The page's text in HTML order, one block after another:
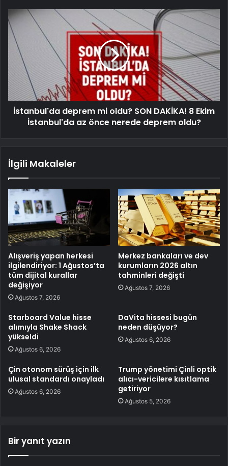
İstanbul'da deprem mi oldu? SON DAKİKA! 8 Ekim
İstanbul'da az önce nerede deprem oldu?
İlgili Makaleler
Alışveriş yapan herkesi
ilgilendiriyor: 1 Ağustos’ta
tüm dijital kurallar
değişiyor
Ağustos 7, 2026
Merkez bankaları ve dev
kurumların 2026 altın
tahminleri değişti
Ağustos 7, 2026
Starboard Value hisse
alımıyla Shake Shack
yükseldi
Ağustos 6, 2026
DaVita hissesi bugün
neden düşüyor?
Ağustos 6, 2026
Çin otonom sürüş için ilk
ulusal standardı onayladı
Ağustos 6, 2026
Trump yönetimi Çinli optik
alıcı-vericilere kısıtlama
getiriyor
Ağustos 5, 2026
Bir yanıt yazın